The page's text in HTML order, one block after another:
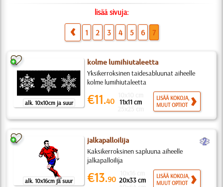
lisää sivuja:
1 2 3 4 5 6 7
alk. 10x10cm ja suur
kolme lumihiutaleetta
Yksikerroksinen taidesabluunat aiheelle
kolme lumihiutaleetta
€11.40 11x11 cm
LISÄÄ KOKOJA,
MUUT OPTIOT
alk. 10x16cm ja suur
jalkapalloilija b
Kaksikerroksinen sapluuna aiheelle
jalkapalloilija
€13.90 20x33 cm
LISÄÄ KOKOJA,
MUUT OPTIOT